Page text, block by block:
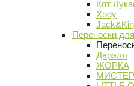
Кот
Xody
Переноски
Дарэлл
ЖОРКА